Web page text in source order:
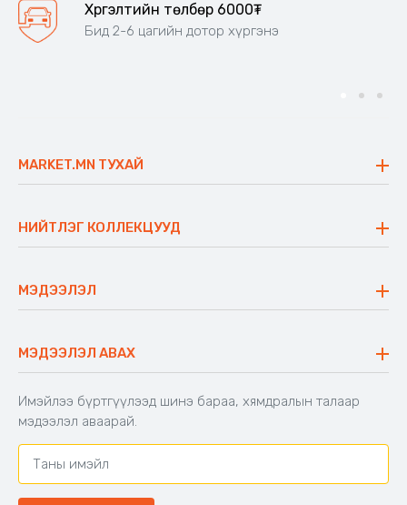
Хүргэлтийн төлбөр 6000₮
Бид 2-6 цагийн дотор хүргэнэ
MARKET.MN ТУХАЙ
Үнэт зүйлс
Ажлын байр
Блог
НИЙТЛЭГ КОЛЛЕКЦУУД
Сүүдрэвч
Аяны ширээ
Аяны түшлэгтэй сандал
МЭДЭЭЛЭЛ
Буцаалтын журам
Захиалга шалгах
Хамтран ажиллах
Холбоо барих
МЭДЭЭЛЭЛ АВАХ
Имэйлээ бүртгүүлээд шинэ бараа, хямдралын талаар
мэдээлэл аваарай.